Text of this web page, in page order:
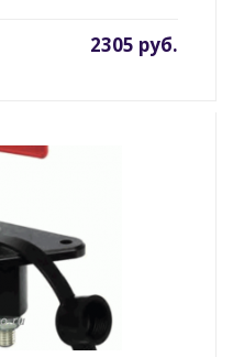
2305 руб.